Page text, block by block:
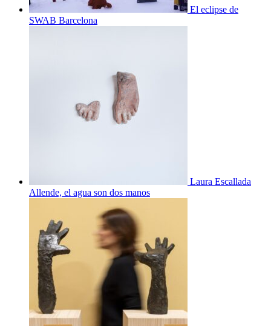
El eclipse de
SWAB Barcelona
Laura Escallada
Allende, el agua son dos manos